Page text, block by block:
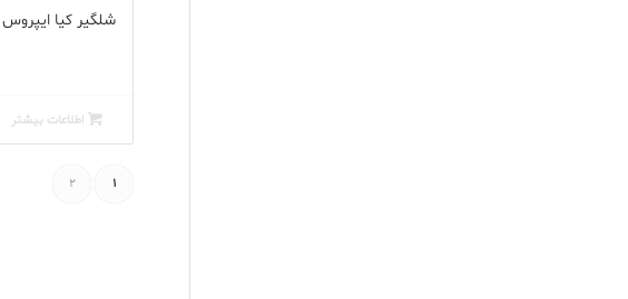
شلگیر کیا ایپروس
اطلاعات بیشتر
1
2